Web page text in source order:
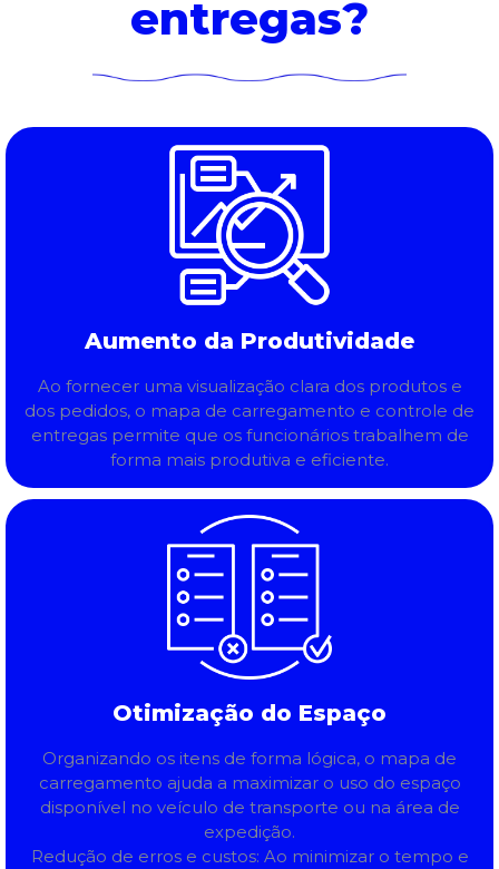
entregas?
Aumento da Produtividade
Ao fornecer uma visualização clara dos produtos e
dos pedidos, o mapa de carregamento e controle de
entregas permite que os funcionários trabalhem de
forma mais produtiva e eficiente.
Otimização do Espaço
Organizando os itens de forma lógica, o mapa de
carregamento ajuda a maximizar o uso do espaço
disponível no veículo de transporte ou na área de
expedição.
Redução de erros e custos: Ao minimizar o tempo e